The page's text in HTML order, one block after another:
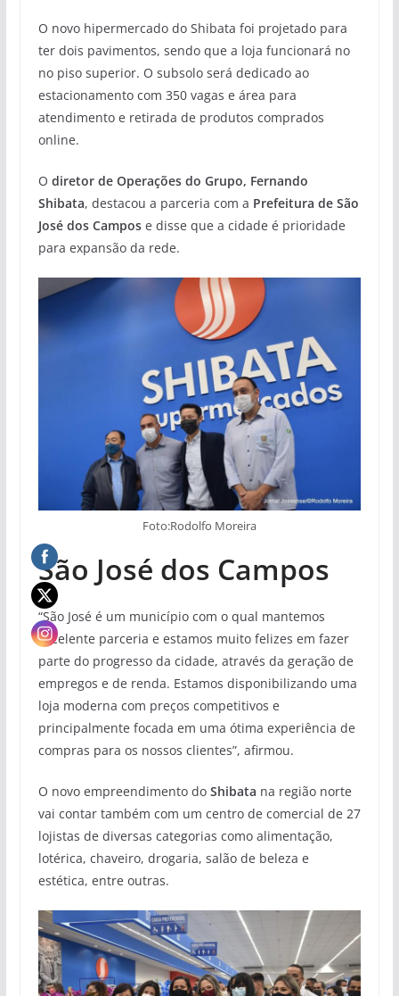
O novo hipermercado do Shibata foi projetado para
ter dois pavimentos, sendo que a loja funcionará no
no piso superior. O subsolo será dedicado ao
estacionamento com 350 vagas e área para
atendimento e retirada de produtos comprados
online.
O diretor de Operações do Grupo, Fernando
Shibata, destacou a parceria com a Prefeitura de São
José dos Campos e disse que a cidade é prioridade
para expansão da rede.
Foto:Rodolfo Moreira
São José dos Campos
“São José é um município com o qual mantemos
excelente parceria e estamos muito felizes em fazer
parte do progresso da cidade, através da geração de
empregos e de renda. Estamos disponibilizando uma
loja moderna com preços competitivos e
principalmente focada em uma ótima experiência de
compras para os nossos clientes”, afirmou.
O novo empreendimento do Shibata na região norte
vai contar também com um centro de comercial de 27
lojistas de diversas categorias como alimentação,
lotérica, chaveiro, drogaria, salão de beleza e
estética, entre outras.